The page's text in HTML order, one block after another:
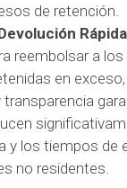
de retención.
reembolsar a
en
y los tiempos de
no residentes.